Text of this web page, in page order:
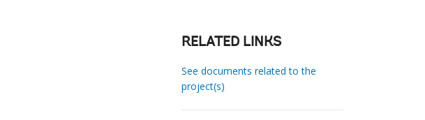
RELATED LINKS
See documents related to the
project(s)